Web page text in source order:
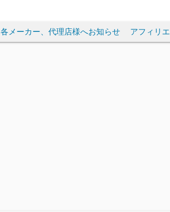
各メーカー、代理店様へお知らせ アフィリ